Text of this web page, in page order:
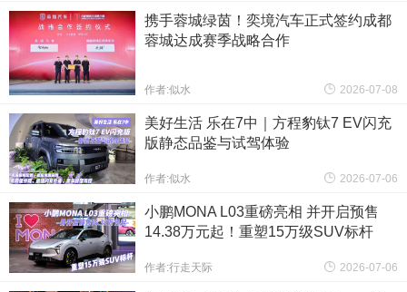
携手蓉城绿茵！奕境汽车正式签约成都
蓉城达成赛季战略合作
作者:似水 2026-07-08
美好生活 乐在7中｜方程豹钛7 EV闪充
版静态品鉴与试驾体验
作者:似水 2026-07-06
小鹏MONA L03重磅亮相 并开启预售
14.38万元起！重塑15万级SUV标杆
作者:行走天际 2026-07-06